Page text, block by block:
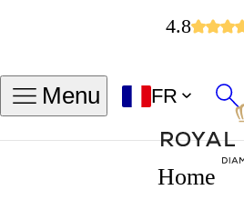
4.8
Menu FR
Home